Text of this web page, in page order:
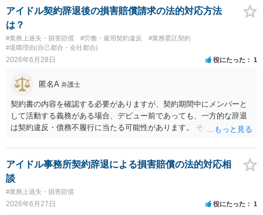
アイドル契約辞退後の損害賠償請求の法的対応方法
は？
#業務上過失・損害賠償 #労働・雇用契約違反
#業務委託契約
#退職理由(自己都合・会社都合)
2026年6月28日 役にたった 1
匿名A 弁護士
契約書の内容を確認する必要がありますが、契約期間中にメンバーと
して活動する義務がある場合、デビュー前であっても、一方的な辞退
は契約違反・債務不履行に当たる可能性があります。 そのため、運営
費用、ライブ準備費用、レッスン関係費用なども、辞退によって実際
に追加で発生した合理的費用であれば、損害として主張される可能性
があります。 もっとも、運営側の請求額がそのまま認められるわけで
はありません。各費目について、具体的な損害、金額、辞退との因果
関係を示す必要があります。特に「レッスン費用無料」と表示されて
いた場合、辞退後に講師代やスタジオ代を当然に全額請求できるかは
アイドル事務所契約辞退による損害賠償の法的対応相
談
#業務上過失・損害賠償
2026年6月27日 役にたった 1